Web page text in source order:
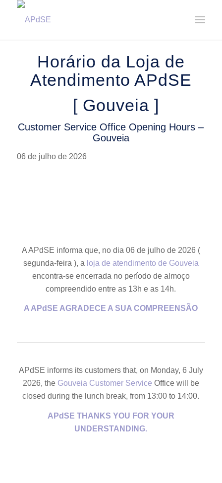
Horário da Loja de Atendimento – Gouveia || Customer Service Office ...
Horário da Loja de
Atendimento APdSE
[ Gouveia ]
Customer Service Office Opening Hours –
Gouveia
06 de julho de 2026
A APdSE informa que, no dia 06 de julho de 2026 (
segunda-feira ), a loja de atendimento de Gouveia
encontra-se encerrada no período de almoço
compreendido entre as 13h e as 14h.
A APdSE AGRADECE A SUA COMPREENSÃO
APdSE informs its customers that, on Monday, 6 July
2026, the Gouveia Customer Service Office will be
closed during the lunch break, from 13:00 to 14:00.
APdSE THANKS YOU FOR YOUR
UNDERSTANDING.